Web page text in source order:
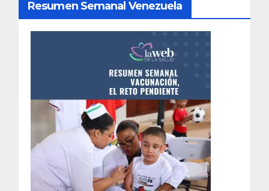
Resumen Semanal Venezuela